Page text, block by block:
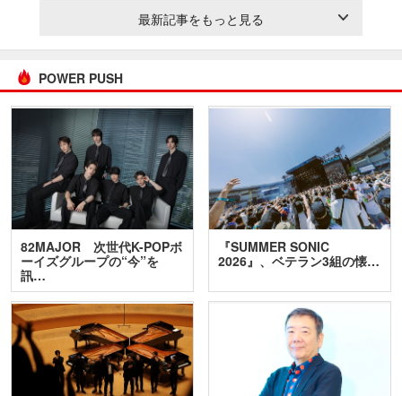
最新記事をもっと見る
POWER PUSH
82MAJOR 次世代K-POPボ
ーイズグループの“今”を
訊…
『SUMMER SONIC
2026』、ベテラン3組の懐…